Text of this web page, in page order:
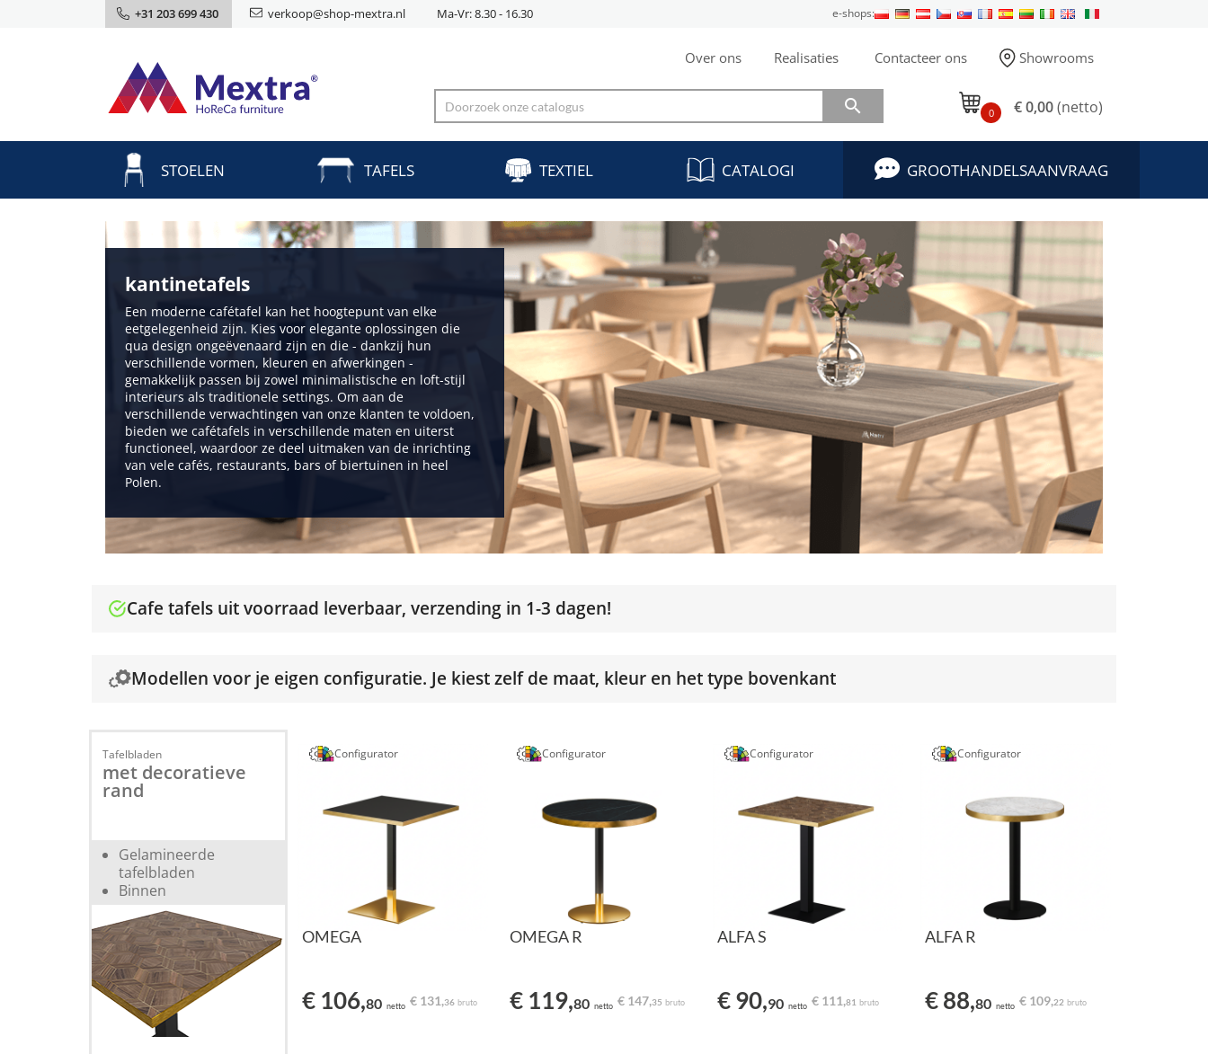
+31 203 699 430 verkoop@shop-mextra.nl Ma-Vr: 8.30 - 16.30 e-shops:
Over ons Realisaties Contacteer ons Showrooms
 0 € 0,00(netto)
STOELEN TAFELS TEXTIEL CATALOGI GROOTHANDELSAANVRAAG
kantinetafels
Een moderne cafétafel kan het hoogtepunt van elke
eetgelegenheid zijn. Kies voor elegante oplossingen die
qua design ongeëvenaard zijn en die - dankzij hun
verschillende vormen, kleuren en afwerkingen -
gemakkelijk passen bij zowel minimalistische en loft-stijl
interieurs als traditionele settings. Om aan de
verschillende verwachtingen van onze klanten te voldoen,
bieden we cafétafels in verschillende maten en uiterst
functioneel, waardoor ze deel uitmaken van de inrichting
van vele cafés, restaurants, bars of biertuinen in heel
Polen.
Cafe tafels uit voorraad leverbaar, verzending in 1-3 dagen!
Modellen voor je eigen configuratie. Je kiest zelf de maat, kleur en het type bovenkant
Tafelbladen
met decoratieve
rand
Gelamineerde
tafelbladen
Binnen
Configurator
OMEGA
€ 106,80 netto € 131,36 bruto
Configurator
OMEGA R
€ 119,80 netto € 147,35 bruto
Configurator
ALFA S
€ 90,90 netto € 111,81 bruto
Configurator
ALFA R
€ 88,80 netto € 109,22 bruto